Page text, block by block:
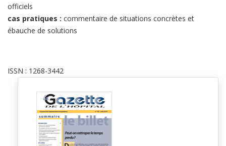
officiels
cas pratiques : commentaire de situations concrètes et
ébauche de solutions
ISSN : 1268-3442